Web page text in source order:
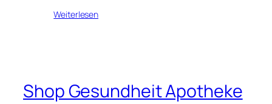
Weiterlesen
Shop Gesundheit Apotheke